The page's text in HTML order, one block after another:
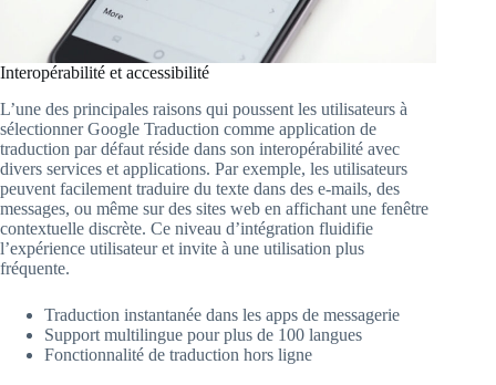
Interopérabilité et accessibilité
L’une des principales raisons qui poussent les utilisateurs à
sélectionner Google Traduction comme application de
traduction par défaut réside dans son interopérabilité avec
divers services et applications. Par exemple, les utilisateurs
peuvent facilement traduire du texte dans des e-mails, des
messages, ou même sur des sites web en affichant une fenêtre
contextuelle discrète. Ce niveau d’intégration fluidifie
l’expérience utilisateur et invite à une utilisation plus
fréquente.
Traduction instantanée dans les apps de messagerie
Support multilingue pour plus de 100 langues
Fonctionnalité de traduction hors ligne